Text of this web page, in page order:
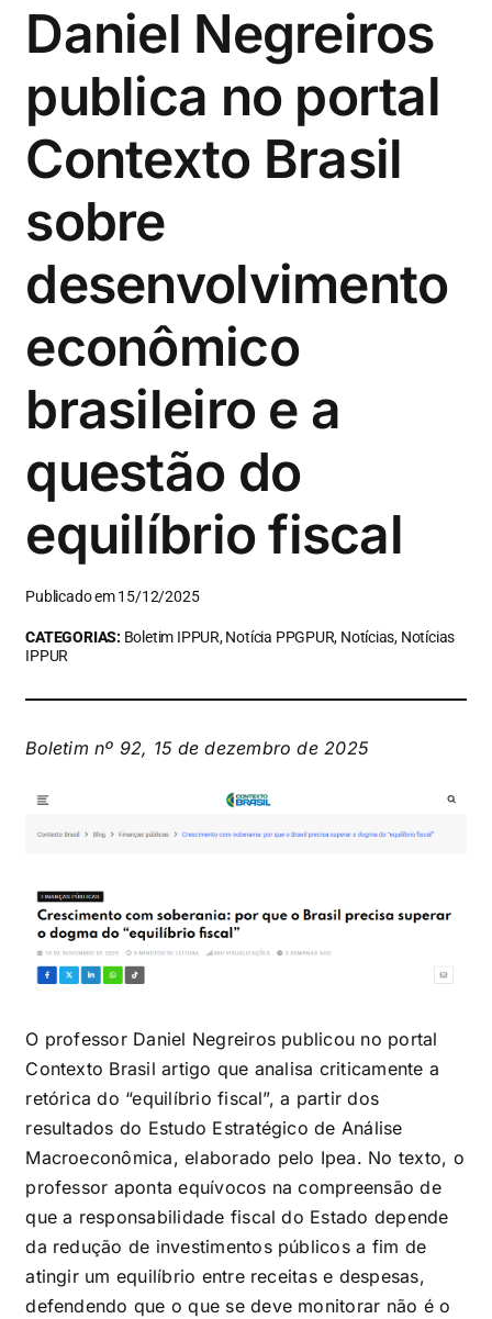
Daniel Negreiros
publica no portal
Contexto Brasil
sobre
desenvolvimento
econômico
brasileiro e a
questão do
equilíbrio fiscal
Publicado em 15/12/2025
CATEGORIAS: Boletim IPPUR, Notícia PPGPUR, Notícias, Notícias
IPPUR
Boletim nº 92, 15 de dezembro de 2025
O professor Daniel Negreiros publicou no portal
Contexto Brasil artigo que analisa criticamente a
retórica do “equilíbrio fiscal”, a partir dos
resultados do Estudo Estratégico de Análise
Macroeconômica, elaborado pelo Ipea. No texto, o
professor aponta equívocos na compreensão de
que a responsabilidade fiscal do Estado depende
da redução de investimentos públicos a fim de
atingir um equilíbrio entre receitas e despesas,
defendendo que o que se deve monitorar não é o